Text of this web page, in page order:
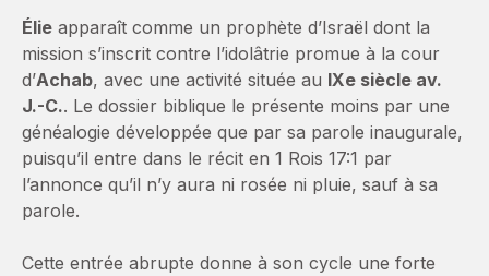
Élie apparaît comme un prophète d’Israël dont la
mission s’inscrit contre l’idolâtrie promue à la cour
d’Achab, avec une activité située au IXe siècle av.
J.-C.. Le dossier biblique le présente moins par une
généalogie développée que par sa parole inaugurale,
puisqu’il entre dans le récit en 1 Rois 17:1 par
l’annonce qu’il n’y aura ni rosée ni pluie, sauf à sa
parole.
Cette entrée abrupte donne à son cycle une forte